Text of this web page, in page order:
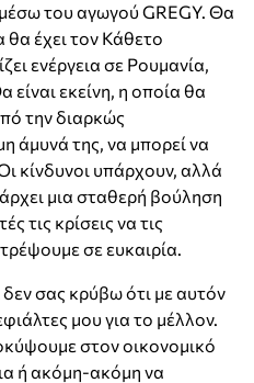
του αγωγού GREGY. Θα
θα έχει τον Κάθετο
ενέργεια σε Ρουμανία,
εκείνη, η οποία θα
την διαρκώς
άμυνά της, να μπορεί να
κίνδυνοι υπάρχουν, αλλά
μια σταθερή βούληση
τις κρίσεις να τις
σε ευκαιρία.
σας κρύβω ότι με αυτόν
μου για το μέλλον.
στον οικονομικό
ή ακόμη-ακόμη να